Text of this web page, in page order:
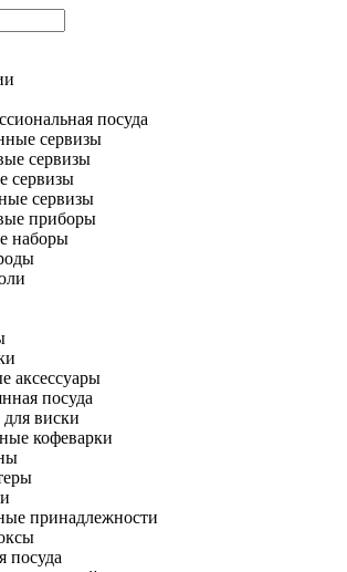
посуда
сервизы
сервизы
сервизы
сервизы
приборы
наборы
аксессуары
посуда
виски
кофеварки
принадлежности
посуда